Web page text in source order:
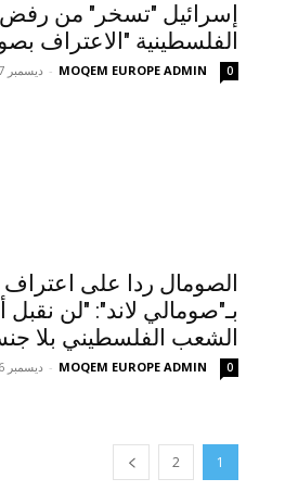
إسرائيل "تسخر" من رفض
الفلسطينية "الاعتراف
MOQEM EUROPE ADMIN
- ديسمبر 27, 2025 0
الصومال ردا على اعتراف
بـ"صومالي لاند": "لن نقبل
الشعب الفلسطيني بلا
MOQEM EUROPE ADMIN
- ديسمبر 26, 2025 0
1
2